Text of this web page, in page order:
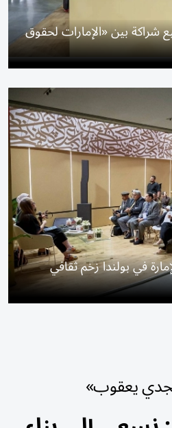
شراكة بين «الإمارات لحقوق
في بولندا زخم ثقافي
يعقوب»